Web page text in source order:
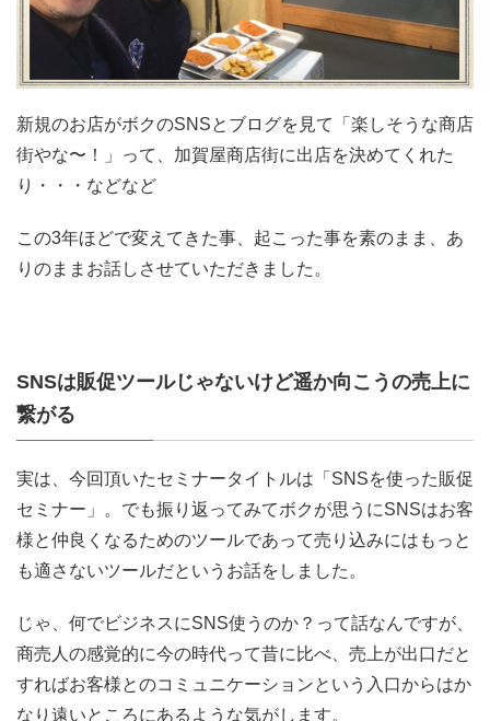
新規のお店がボクのSNSとブログを見て「楽しそうな商店
街やな〜！」って、加賀屋商店街に出店を決めてくれた
り・・・などなど
この3年ほどで変えてきた事、起こった事を素のまま、あ
りのままお話しさせていただきました。
SNSは販促ツールじゃないけど遥か向こうの売上に
繋がる
実は、今回頂いたセミナータイトルは「SNSを使った販促
セミナー」。でも振り返ってみてボクが思うにSNSはお客
様と仲良くなるためのツールであって売り込みにはもっと
も適さないツールだというお話をしました。
じゃ、何でビジネスにSNS使うのか？って話なんですが、
商売人の感覚的に今の時代って昔に比べ、売上が出口だと
すればお客様とのコミュニケーションという入口からはか
なり遠いところにあるような気がします。